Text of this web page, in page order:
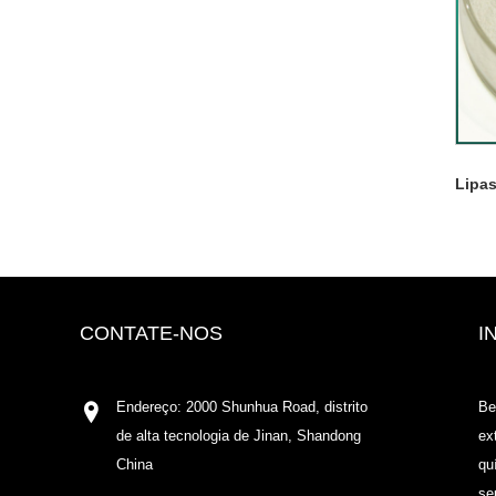
CONTATE-NOS
Endereço: 2000 Shunhua Road, distrito
de alta tecnologia de Jinan, Shandong
China